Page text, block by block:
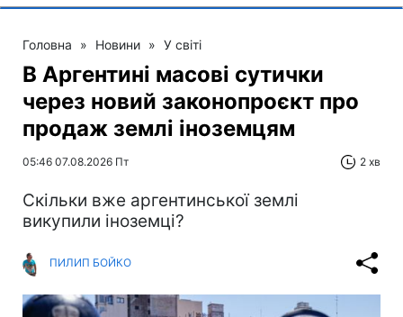
Головна » Новини » У світі
В Аргентині масові сутички
через новий законопроєкт про
продаж землі іноземцям
05:46 07.08.2026 Пт 2 хв
Скільки вже аргентинської землі
викупили іноземці?
ПИЛИП БОЙКО